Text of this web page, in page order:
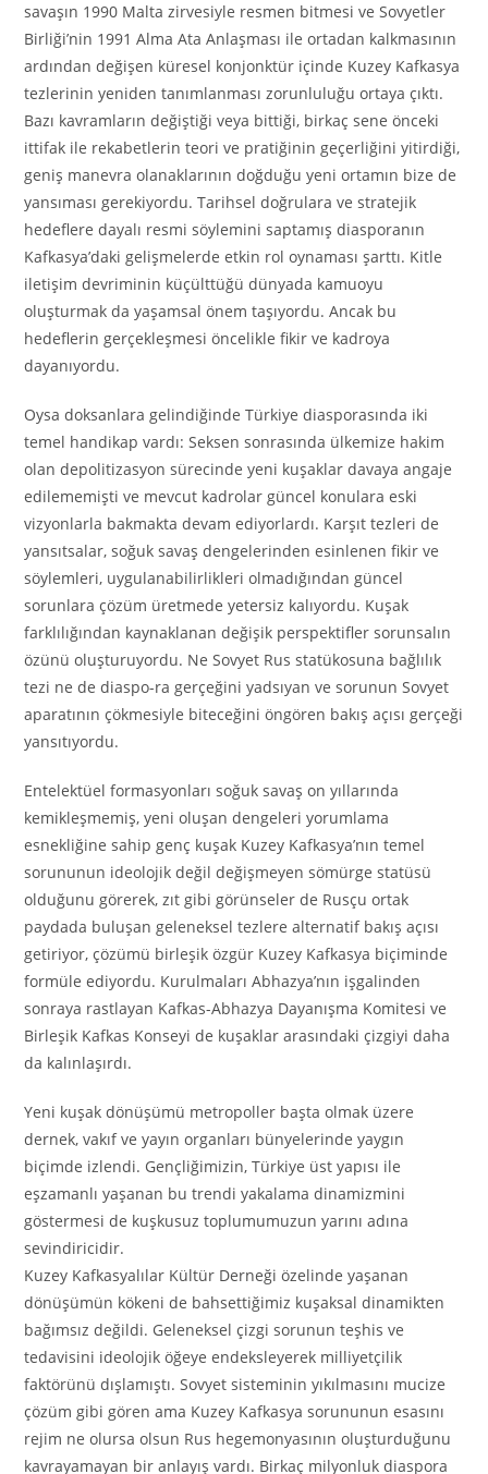
savaşın 1990 Malta zirvesiyle resmen bitmesi ve Sovyetler
Birliği’nin 1991 Alma Ata Anlaşması ile ortadan kalkmasının
ardından değişen küresel konjonktür içinde Kuzey Kafkasya
tezlerinin yeniden tanımlanması zorunluluğu ortaya çıktı.
Bazı kavramların değiştiği veya bittiği, birkaç sene önceki
ittifak ile rekabetlerin teori ve pratiğinin geçerliğini yitirdiği,
geniş manevra olanaklarının doğduğu yeni ortamın bize de
yansıması gerekiyordu. Tarihsel doğrulara ve stratejik
hedeflere dayalı resmi söylemini saptamış diasporanın
Kafkasya’daki gelişmelerde etkin rol oynaması şarttı. Kitle
iletişim devriminin küçülttüğü dünyada kamuoyu
oluşturmak da yaşamsal önem taşıyordu. Ancak bu
hedeflerin gerçekleşmesi öncelikle fikir ve kadroya
dayanıyordu.
Oysa doksanlara gelindiğinde Türkiye diasporasında iki
temel handikap vardı: Seksen sonrasında ülkemize hakim
olan depolitizasyon sürecinde yeni kuşaklar davaya angaje
edilememişti ve mevcut kadrolar güncel konulara eski
vizyonlarla bakmakta devam ediyorlardı. Karşıt tezleri de
yansıtsalar, soğuk savaş dengelerinden esinlenen fikir ve
söylemleri, uygulanabilirlikleri olmadığından güncel
sorunlara çözüm üretmede yetersiz kalıyordu. Kuşak
farklılığından kaynaklanan değişik perspektifler sorunsalın
özünü oluşturuyordu. Ne Sovyet Rus statükosuna bağlılık
tezi ne de diaspo-ra gerçeğini yadsıyan ve sorunun Sovyet
aparatının çökmesiyle biteceğini öngören bakış açısı gerçeği
yansıtıyordu.
Entelektüel formasyonları soğuk savaş on yıllarında
kemikleşmemiş, yeni oluşan dengeleri yorumlama
esnekliğine sahip genç kuşak Kuzey Kafkasya’nın temel
sorununun ideolojik değil değişmeyen sömürge statüsü
olduğunu görerek, zıt gibi görünseler de Rusçu ortak
paydada buluşan geleneksel tezlere alternatif bakış açısı
getiriyor, çözümü birleşik özgür Kuzey Kafkasya biçiminde
formüle ediyordu. Kurulmaları Abhazya’nın işgalinden
sonraya rastlayan Kafkas-Abhazya Dayanışma Komitesi ve
Birleşik Kafkas Konseyi de kuşaklar arasındaki çizgiyi daha
da kalınlaşırdı.
Yeni kuşak dönüşümü metropoller başta olmak üzere
dernek, vakıf ve yayın organları bünyelerinde yaygın
biçimde izlendi. Gençliğimizin, Türkiye üst yapısı ile
eşzamanlı yaşanan bu trendi yakalama dinamizmini
göstermesi de kuşkusuz toplumumuzun yarını adına
sevindiricidir.
Kuzey Kafkasyalılar Kültür Derneği özelinde yaşanan
dönüşümün kökeni de bahsettiğimiz kuşaksal dinamikten
bağımsız değildi. Geleneksel çizgi sorunun teşhis ve
tedavisini ideolojik öğeye endeksleyerek milliyetçilik
faktörünü dışlamıştı. Sovyet sisteminin yıkılmasını mucize
çözüm gibi gören ama Kuzey Kafkasya sorununun esasını
rejim ne olursa olsun Rus hegemonyasının oluşturduğunu
kavrayamayan bir anlayış vardı. Birkaç milyonluk diaspora